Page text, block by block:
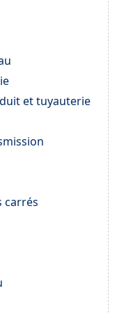
et tuyauterie
carrés